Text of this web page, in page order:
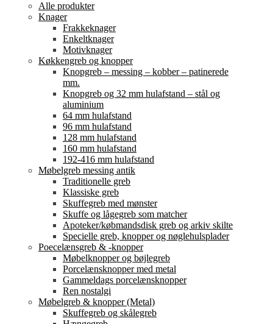
Alle produkter
Knager
Frakkeknager
Enkeltknager
Motivknager
Køkkengreb og knopper
Knopgreb – messing – kobber – patinerede
mm.
Knopgreb og 32 mm hulafstand – stål og
aluminium
64 mm hulafstand
96 mm hulafstand
128 mm hulafstand
160 mm hulafstand
192-416 mm hulafstand
Møbelgreb messing antik
Traditionelle greb
Klassiske greb
Skuffegreb med mønster
Skuffe og lågegreb som matcher
Apoteker/købmandsdisk greb og arkiv skilte
Specielle greb, knopper og nøglehulsplader
Poecelænsgreb & -knopper
Møbelknopper og bøjlegreb
Porcelænsknopper med metal
Gammeldags porcelænsknopper
Ren nostalgi
Møbelgreb & knopper (Metal)
Skuffegreb og skålegreb